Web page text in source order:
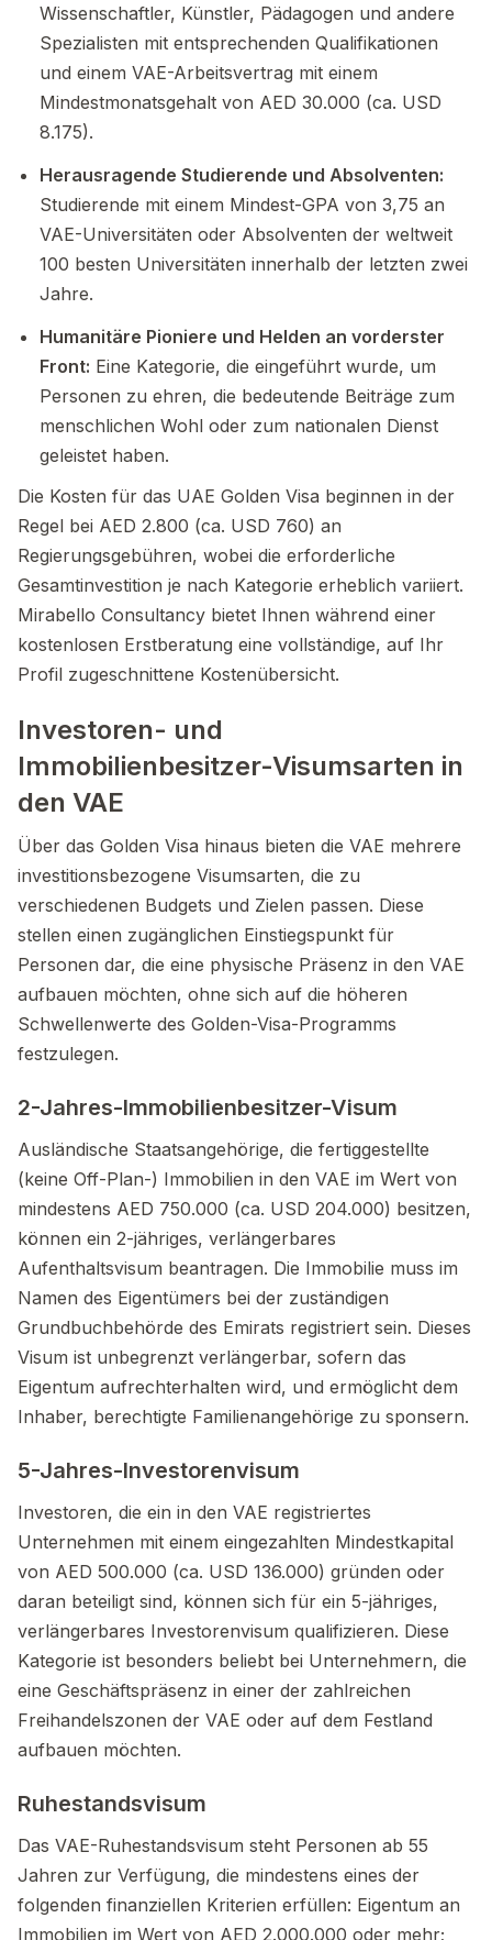
Wissenschaftler, Künstler, Pädagogen und andere
Spezialisten mit entsprechenden Qualifikationen
und einem VAE-Arbeitsvertrag mit einem
Mindestmonatsgehalt von AED 30.000 (ca. USD
8.175).
Herausragende Studierende und Absolventen:
Studierende mit einem Mindest-GPA von 3,75 an
VAE-Universitäten oder Absolventen der weltweit
100 besten Universitäten innerhalb der letzten zwei
Jahre.
Humanitäre Pioniere und Helden an vorderster
Front: Eine Kategorie, die eingeführt wurde, um
Personen zu ehren, die bedeutende Beiträge zum
menschlichen Wohl oder zum nationalen Dienst
geleistet haben.
Die Kosten für das UAE Golden Visa beginnen in der
Regel bei AED 2.800 (ca. USD 760) an
Regierungsgebühren, wobei die erforderliche
Gesamtinvestition je nach Kategorie erheblich variiert.
Mirabello Consultancy bietet Ihnen während einer
kostenlosen Erstberatung eine vollständige, auf Ihr
Profil zugeschnittene Kostenübersicht.
Investoren- und
Immobilienbesitzer-Visumsarten in
den VAE
Über das Golden Visa hinaus bieten die VAE mehrere
investitionsbezogene Visumsarten, die zu
verschiedenen Budgets und Zielen passen. Diese
stellen einen zugänglichen Einstiegspunkt für
Personen dar, die eine physische Präsenz in den VAE
aufbauen möchten, ohne sich auf die höheren
Schwellenwerte des Golden-Visa-Programms
festzulegen.
2-Jahres-Immobilienbesitzer-Visum
Ausländische Staatsangehörige, die fertiggestellte
(keine Off-Plan-) Immobilien in den VAE im Wert von
mindestens AED 750.000 (ca. USD 204.000) besitzen,
können ein 2-jähriges, verlängerbares
Aufenthaltsvisum beantragen. Die Immobilie muss im
Namen des Eigentümers bei der zuständigen
Grundbuchbehörde des Emirats registriert sein. Dieses
Visum ist unbegrenzt verlängerbar, sofern das
Eigentum aufrechterhalten wird, und ermöglicht dem
Inhaber, berechtigte Familienangehörige zu sponsern.
5-Jahres-Investorenvisum
Investoren, die ein in den VAE registriertes
Unternehmen mit einem eingezahlten Mindestkapital
von AED 500.000 (ca. USD 136.000) gründen oder
daran beteiligt sind, können sich für ein 5-jähriges,
verlängerbares Investorenvisum qualifizieren. Diese
Kategorie ist besonders beliebt bei Unternehmern, die
eine Geschäftspräsenz in einer der zahlreichen
Freihandelszonen der VAE oder auf dem Festland
aufbauen möchten.
Ruhestandsvisum
Das VAE-Ruhestandsvisum steht Personen ab 55
Jahren zur Verfügung, die mindestens eines der
folgenden finanziellen Kriterien erfüllen: Eigentum an
Immobilien im Wert von AED 2.000.000 oder mehr;